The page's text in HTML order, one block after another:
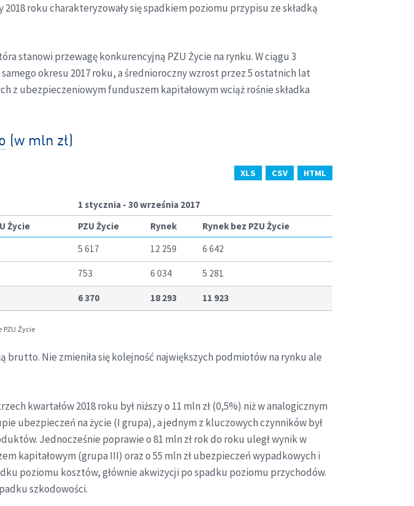
roku charakteryzowały się spadkiem poziomu przypisu ze składką
stanowi przewagę konkurencyjną PZU Życie na rynku. W ciągu 3
okresu 2017 roku, a średnioroczny wzrost przez 5 ostatnich lat
z ubezpieczeniowym funduszem kapitałowym wciąż rośnie składka
(w mln zł)
XLS CSV HTML
1 stycznia - 30 września 2017
Życie PZU Życie Rynek
Rynek bez PZU Życie
5 617 12 259 6 642
753 6 034 5 281
6 370 18 293 11 923
Życie
Nie zmieniła się kolejność największych podmiotów na rynku ale
kwartałów 2018 roku był niższy o 11 mln zł (0,5%) niż w analogicznym
ubezpieczeń na życie (I grupa), a jednym z kluczowych czynników był
Jednocześnie poprawie o 81 mln zł rok do roku uległ wynik w
kapitałowym (grupa III) oraz o 55 mln zł ubezpieczeń wypadkowych i
poziomu kosztów, głównie akwizycji po spadku poziomu przychodów.
szkodowości.